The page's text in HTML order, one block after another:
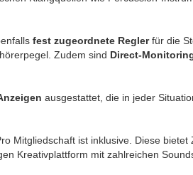
fest zugeordnete Reglerfür die
Zudem sind Direct-
ausgestattet, die in jeder
Mitgliedschaft ist inklusive. Diese bietet
Kreativplattform mit zahlreichen